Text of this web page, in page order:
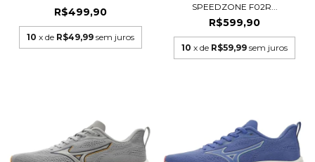
R$499,90
10 x de R$49,99 sem juros
SPEEDZONE F02R...
R$599,90
10 x de R$59,99 sem juros